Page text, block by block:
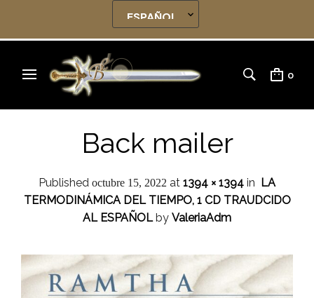
0
Back mailer
Published octubre 15, 2022 at 1394 × 1394 in LA
TERMODINÁMICA DEL TIEMPO, 1 CD TRAUDCIDO
AL ESPAÑOLby ValeriaAdm